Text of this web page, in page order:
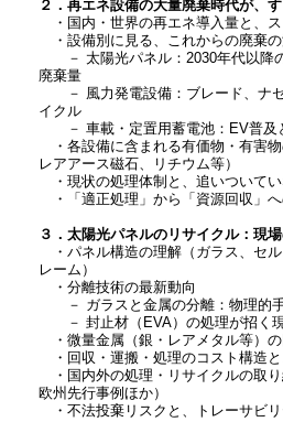
２．再エネ設備の大量廃棄時代が、
・国内・世界の再エネ導入量と、
・設備別に見る、これからの廃棄の
－ 太陽光パネル：2030年代以降
廃棄量
－ 風力発電設備：ブレード、ナ
イクル
－ 車載・定置用蓄電池：EV普及
・各設備に含まれる有価物・有害物
レアアース磁石、リチウム等）
・現状の処理体制と、追いついて
・「適正処理」から「資源回収」
３．太陽光パネルのリサイクル：現
・パネル構造の理解（ガラス、セ
レーム）
・分離技術の最新動向
－ ガラスと金属の分離：物理的
－ 封止材（EVA）の処理が招く
・微量金属（銀・レアメタル等）
・回収・運搬・処理のコスト構造
・国内外の処理・リサイクルの取り
欧州先行事例ほか）
・不法投棄リスクと、トレーサビ